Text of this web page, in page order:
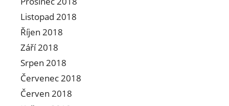
Listopad 2018
Říjen 2018
Září 2018
Srpen 2018
Červenec 2018
Červen 2018